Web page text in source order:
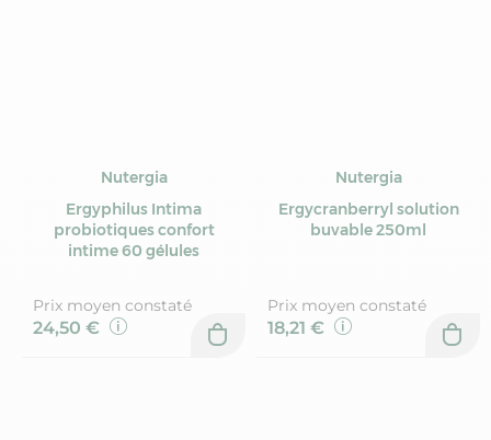
Nutergia
Ergyphilus Intima
probiotiques confort
intime 60 gélules
Prix moyen constaté
24,50 €
Nutergia
Ergycranberryl solution
buvable 250ml
Prix moyen constaté
18,21 €